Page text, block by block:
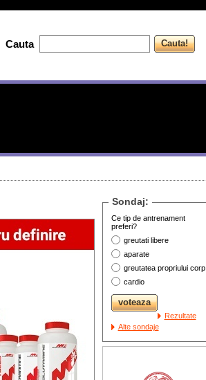
Sondaj:
Ce tip de antrenament
preferi?
greutati libere
aparate
greutatea propriului corp
cardio
Rezultate
Alte sondaje
Cauta